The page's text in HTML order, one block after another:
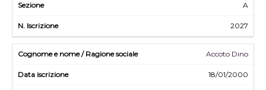
A
2027
Accoto Dino
18/01/2000